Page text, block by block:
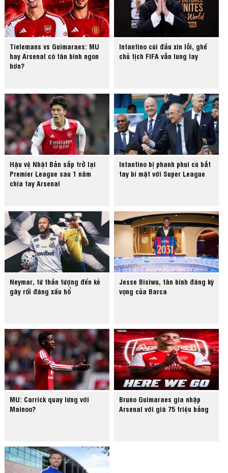
Tielemans vs Guimaraes: MU
hay Arsenal có tân binh ngon
hơn?
Infantino cúi đầu xin lỗi, ghế
chủ tịch FIFA vẫn lung lay
Hậu vệ Nhật Bản sắp trở lại
Premier League sau 1 năm
chia tay Arsenal
Infantino bị phanh phui cú bắt
tay bí mật với Super League
Neymar, từ thần tượng đến kẻ
gây rối đáng xấu hổ
Jesse Bisiwu, tân binh đáng kỳ
vọng của Barca
MU: Carrick quay lưng với
Mainoo?
Bruno Guimaraes gia nhập
Arsenal với giá 75 triệu bảng